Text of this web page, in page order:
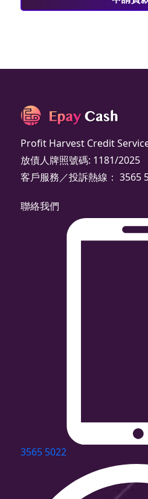
Profit Harvest Credit
放債人牌照號碼: 1181/2025
客戶服務／投訴熱線： 3565
聯絡我們
3565 5022